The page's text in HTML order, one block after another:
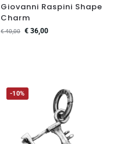
Giovanni Raspini Shape
Charm
€40,00 € 36,00
-10%